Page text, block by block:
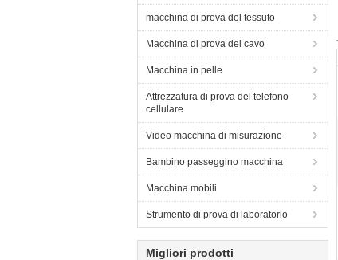
macchina di prova del tessuto
Macchina di prova del cavo
Macchina in pelle
Attrezzatura di prova del telefono
cellulare
Video macchina di misurazione
Bambino passeggino macchina
Macchina mobili
Strumento di prova di laboratorio
Migliori prodotti